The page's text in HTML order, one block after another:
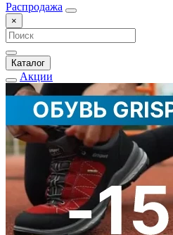
Распродажа
×
Каталог
Акции